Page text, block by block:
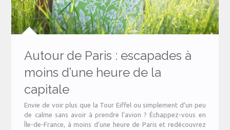
Autour de Paris : escapades à
moins d’une heure de la
capitale
Envie de voir plus que la Tour Eiffel ou simplement d’un peu
de calme sans avoir à prendre l’avion ? Échappez-vous en
Île-de-France, à moins d’une heure de Paris et redécouvrez